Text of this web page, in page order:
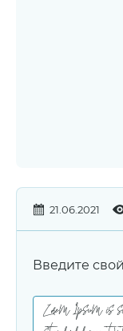
21.06.2021
Введите